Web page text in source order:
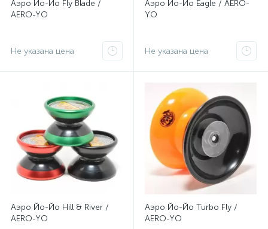
Аэро Йо-Йо Fly Blade /
AERO-YO
Не указана цена
Аэро Йо-Йо Eagle / AERO-
YO
Не указана цена
Аэро Йо-Йо Hill & River /
AERO-YO
Аэро Йо-Йо Turbo Fly /
AERO-YO